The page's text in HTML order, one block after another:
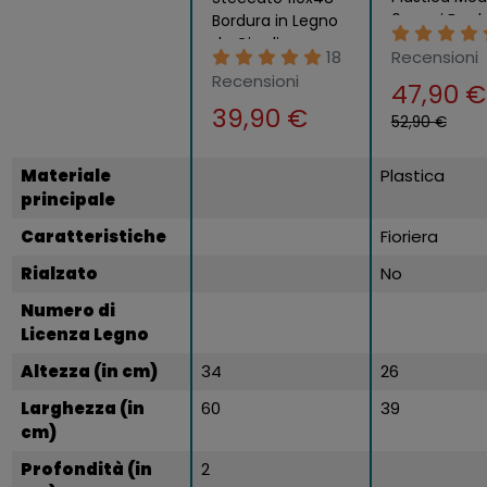
Bordura in Legno
da Giardino per
Recinzione
Staccionata
Recinto
18
Recensioni
39,90 €
6 pezzi
Aiuole
Orto
Recensioni
47,90 €
52,90 €
Materiale
principale
Plastica
Caratteristiche Fioriera
Rialzato
No
Numero di
Licenza Legno
Altezza (in cm) 34 26
Larghezza (in
cm)
60 39
Profondità (in
2